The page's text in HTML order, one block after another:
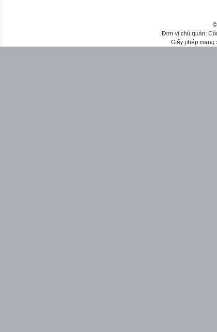
Đơn vị chủ quản:
Giấy phép mạng